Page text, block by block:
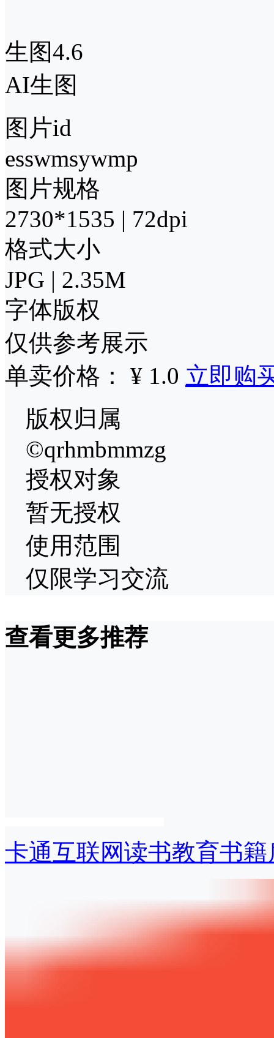
生图4.6
AI生图
图片id
esswmsywmp
图片规格
2730*1535 | 72dpi
格式大小
JPG | 2.35M
字体版权
仅供参考展示
单卖价格： ¥ 1.0 立即购
版权归属
©qrhmbmmzg
授权对象
暂无授权
使用范围
仅限学习交流
查看更多推荐
卡通互联网读书教育书